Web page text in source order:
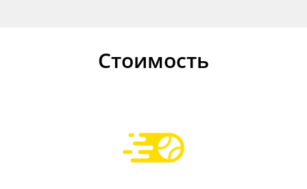
Стоимость